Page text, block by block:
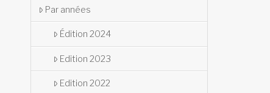
Par années
Édition 2024
Edition 2023
Edition 2022